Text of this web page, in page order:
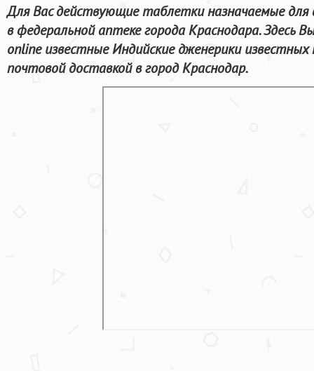
Для Вас действующие таблетки назначаемые
в федеральной аптеке города Краснодара.
online известные Индийские дженерики известных
почтовой доставкой в город Краснодар.